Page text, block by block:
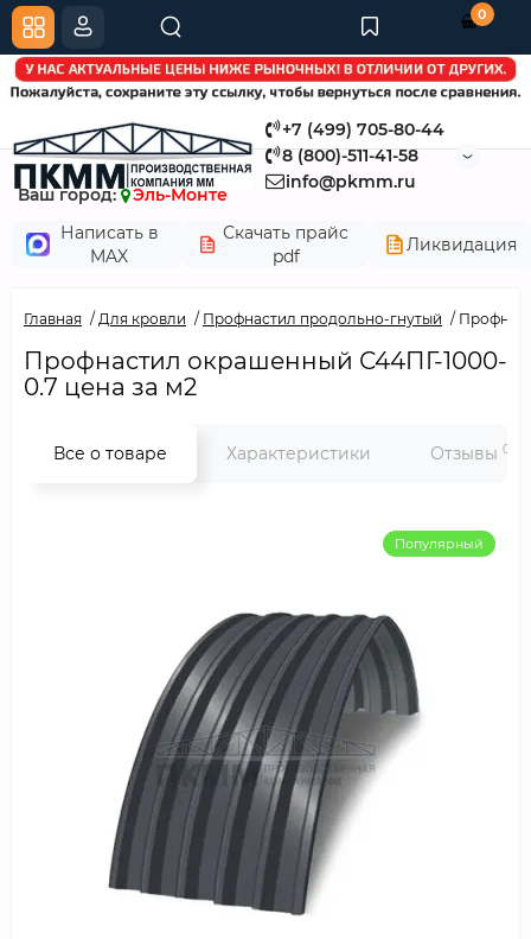
+7 (499) 705-80-44
8 (800)-511-41-58
info@pkmm.ru
Ваш город:
Эль-Монте
Написать в
MAX
Скачать прайс
pdf
Ликвидация
0
Главная Для кровли Профнастил продольно-гнутый
Профнастил окрашенный С44ПГ-1000-
0.7 цена за м2
Все о товаре Характеристики Отзывы 0
Популярный